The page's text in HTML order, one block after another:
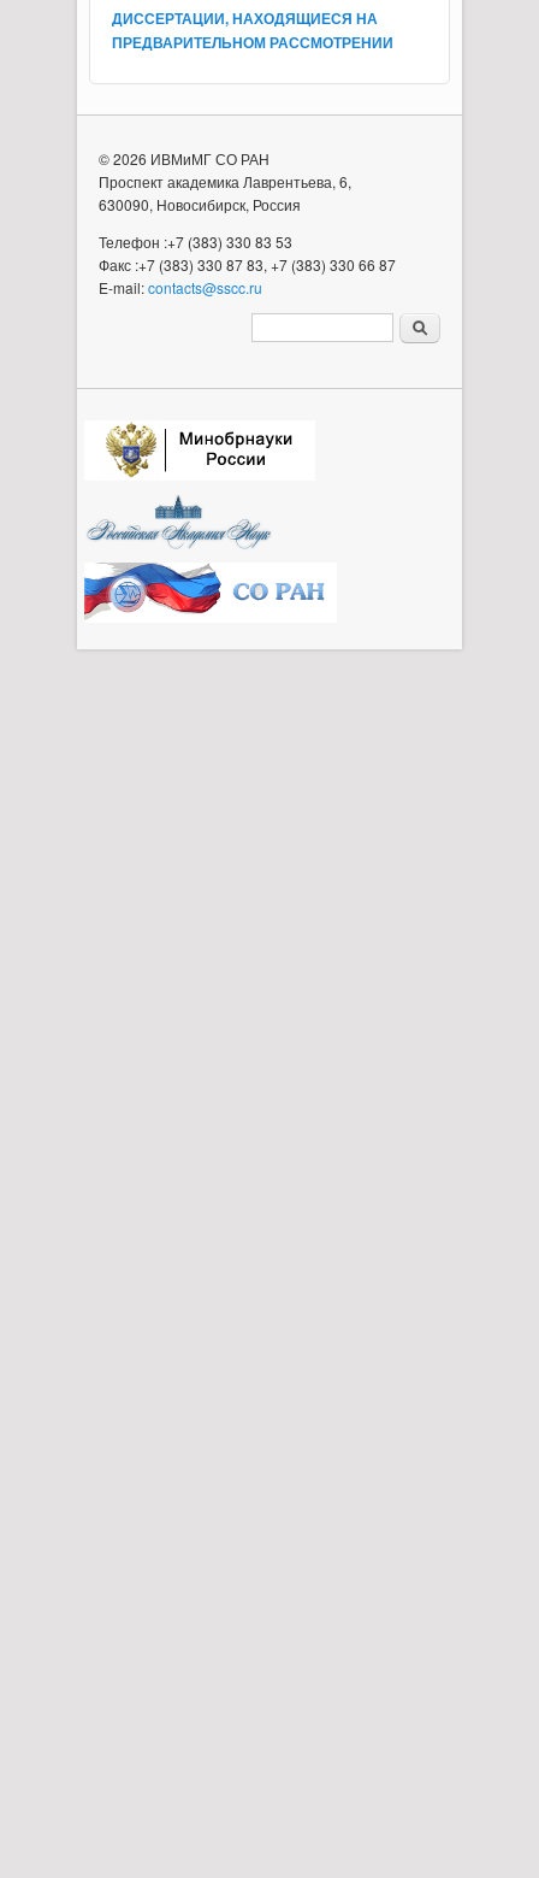
ДИССЕРТАЦИИ, НАХОДЯЩИЕСЯ НА
ПРЕДВАРИТЕЛЬНОМ РАССМОТРЕНИИ
© 2026 ИВМиМГ СО РАН
Проспект академика Лаврентьева, 6,
630090, Новосибирск, Россия
Телефон :+7 (383) 330 83 53
Факс :+7 (383) 330 87 83, +7 (383) 330 66 87
E-mail:contacts@sscc.ru
Форма поиска